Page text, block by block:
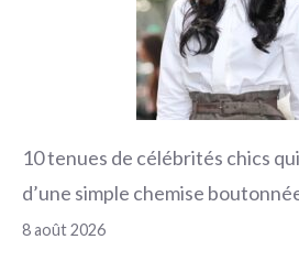
10 tenues de célébrités chics
d’une simple chemise
8 août 2026